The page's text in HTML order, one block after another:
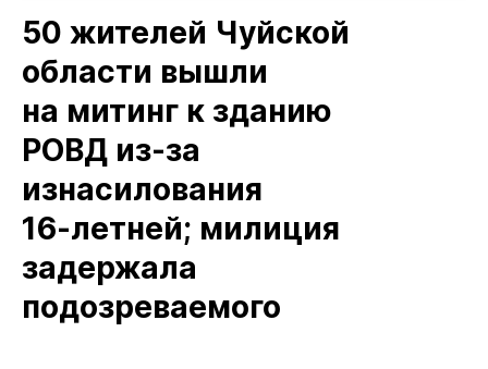
50 жителей Чуйской
области вышли
на митинг к зданию
РОВД из‑за
изнасилования
16‑летней; милиция
задержала
подозреваемого